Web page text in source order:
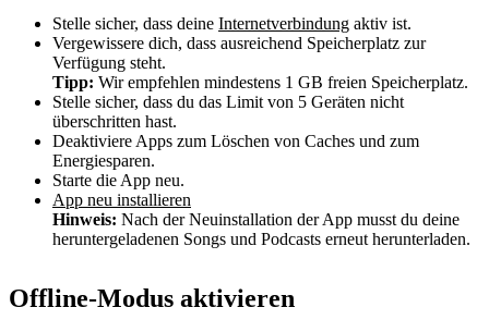
Stelle sicher, dass deine Internetverbindung aktiv ist.
Vergewissere dich, dass ausreichend Speicherplatz zur
Verfügung steht.
Tipp: Wir empfehlen mindestens 1 GB freien Speicherplatz.
Stelle sicher, dass du das Limit von 5 Geräten nicht
überschritten hast.
Deaktiviere Apps zum Löschen von Caches und zum
Energiesparen.
Starte die App neu.
App neu installieren
Hinweis: Nach der Neuinstallation der App musst du deine
heruntergeladenen Songs und Podcasts erneut herunterladen.
Offline-Modus aktivieren